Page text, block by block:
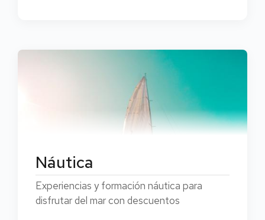
Náutica
Experiencias y formación náutica para
disfrutar del mar con descuentos